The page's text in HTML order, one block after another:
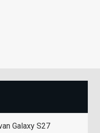
Galaxy S27